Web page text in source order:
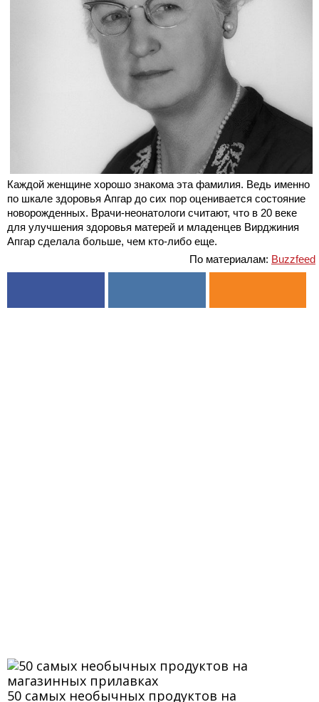
Каждой женщине хорошо знакома эта фамилия. Ведь именно
по шкале здоровья Апгар до сих пор оценивается состояние
новорожденных. Врачи-неонатологи считают, что в 20 веке
для улучшения здоровья матерей и младенцев Вирджиния
Апгар сделала больше, чем кто-либо еще.
По материалам: Buzzfeed
50 самых необычных продуктов на